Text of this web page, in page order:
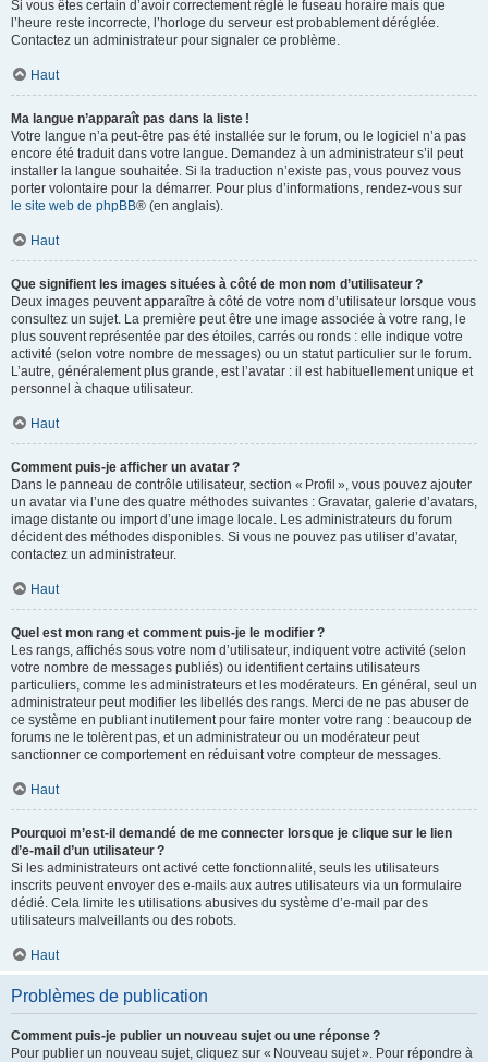
Si vous êtes certain d’avoir correctement réglé le fuseau horaire mais que
l’heure reste incorrecte, l’horloge du serveur est probablement déréglée.
Contactez un administrateur pour signaler ce problème.
Haut
Ma langue n’apparaît pas dans la liste !
Votre langue n’a peut-être pas été installée sur le forum, ou le logiciel n’a pas
encore été traduit dans votre langue. Demandez à un administrateur s’il peut
installer la langue souhaitée. Si la traduction n’existe pas, vous pouvez vous
porter volontaire pour la démarrer. Pour plus d’informations, rendez-vous sur
le site web de phpBB® (en anglais).
Haut
Que signifient les images situées à côté de mon nom d’utilisateur ?
Deux images peuvent apparaître à côté de votre nom d’utilisateur lorsque vous
consultez un sujet. La première peut être une image associée à votre rang, le
plus souvent représentée par des étoiles, carrés ou ronds : elle indique votre
activité (selon votre nombre de messages) ou un statut particulier sur le forum.
L’autre, généralement plus grande, est l’avatar : il est habituellement unique et
personnel à chaque utilisateur.
Haut
Comment puis-je afficher un avatar ?
Dans le panneau de contrôle utilisateur, section « Profil », vous pouvez ajouter
un avatar via l’une des quatre méthodes suivantes : Gravatar, galerie d’avatars,
image distante ou import d’une image locale. Les administrateurs du forum
décident des méthodes disponibles. Si vous ne pouvez pas utiliser d’avatar,
contactez un administrateur.
Haut
Quel est mon rang et comment puis-je le modifier ?
Les rangs, affichés sous votre nom d’utilisateur, indiquent votre activité (selon
votre nombre de messages publiés) ou identifient certains utilisateurs
particuliers, comme les administrateurs et les modérateurs. En général, seul un
administrateur peut modifier les libellés des rangs. Merci de ne pas abuser de
ce système en publiant inutilement pour faire monter votre rang : beaucoup de
forums ne le tolèrent pas, et un administrateur ou un modérateur peut
sanctionner ce comportement en réduisant votre compteur de messages.
Haut
Pourquoi m’est-il demandé de me connecter lorsque je clique sur le lien
d’e-mail d’un utilisateur ?
Si les administrateurs ont activé cette fonctionnalité, seuls les utilisateurs
inscrits peuvent envoyer des e-mails aux autres utilisateurs via un formulaire
dédié. Cela limite les utilisations abusives du système d’e-mail par des
utilisateurs malveillants ou des robots.
Haut
Problèmes de publication
Comment puis-je publier un nouveau sujet ou une réponse ?
Pour publier un nouveau sujet, cliquez sur « Nouveau sujet ». Pour répondre à